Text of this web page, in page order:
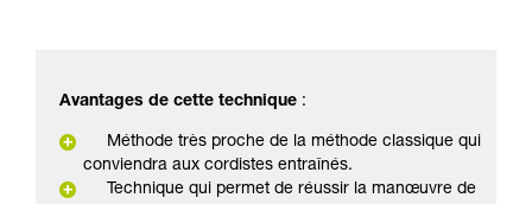
Avantages de cette technique :
Méthode très proche de la méthode classique qui
conviendra aux cordistes entraînés.
Technique qui permet de réussir la manœuvre de